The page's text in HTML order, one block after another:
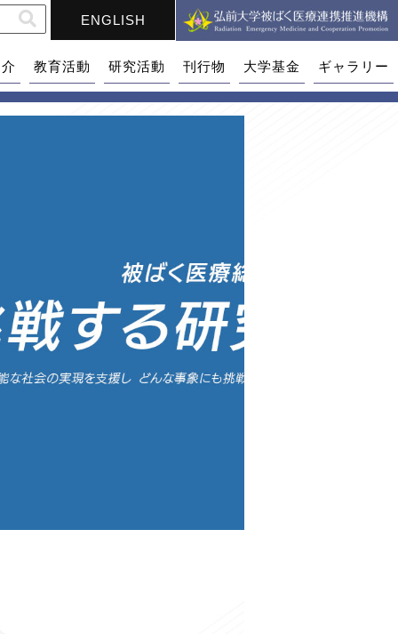
ENGLISH
教育活動 研究活動 刊行物 大学基金 ギャラリー